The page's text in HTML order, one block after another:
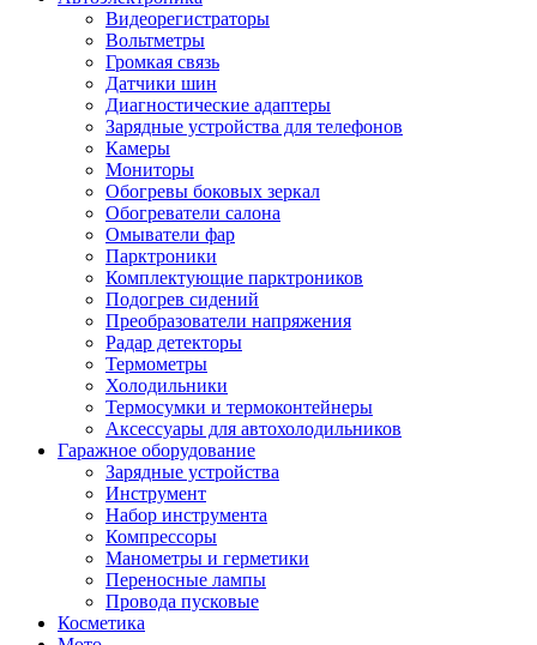
Видеорегистраторы
Вольтметры
Громкая связь
Датчики шин
Диагностические адаптеры
Зарядные устройства для телефонов
Камеры
Мониторы
Обогревы боковых зеркал
Обогреватели салона
Омыватели фар
Парктроники
Комплектующие парктроников
Подогрев сидений
Преобразователи напряжения
Радар детекторы
Термометры
Холодильники
Термосумки и термоконтейнеры
Аксессуары для автохолодильников
Гаражное оборудование
Зарядные устройства
Инструмент
Набор инструмента
Компрессоры
Манометры и герметики
Переносные лампы
Провода пусковые
Косметика